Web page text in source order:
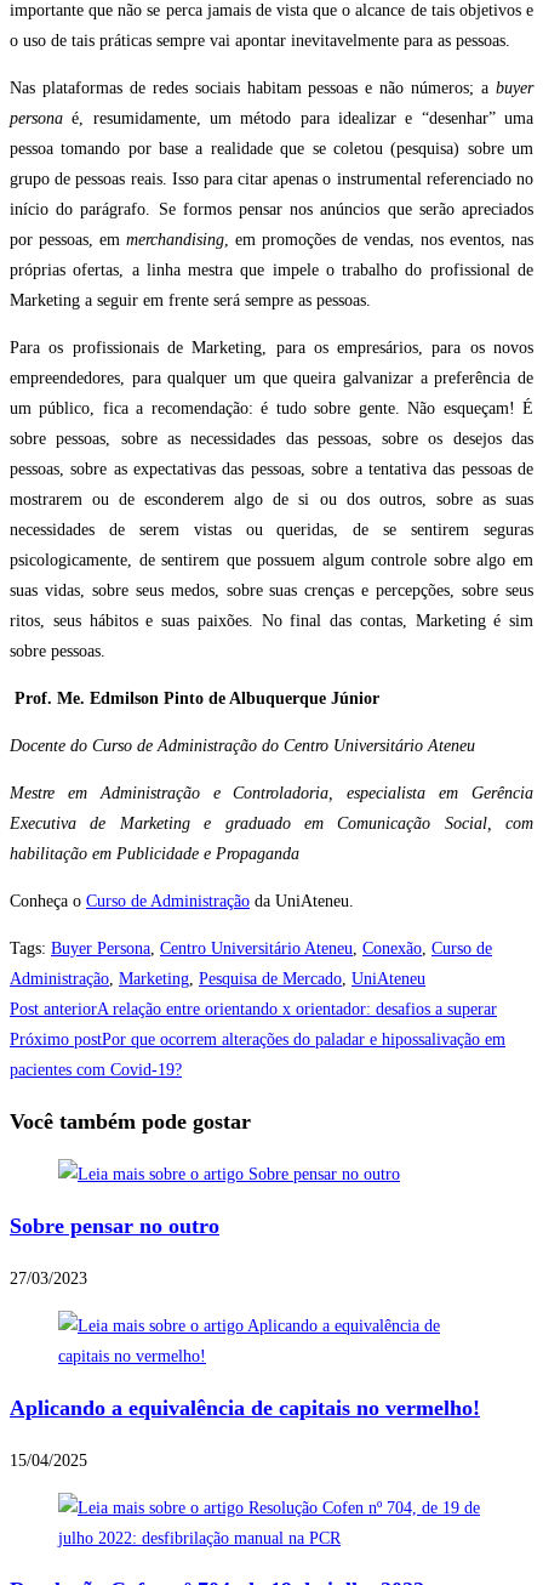
importante que não se perca jamais de vista que o alcance de tais objetivos e
o uso de tais práticas sempre vai apontar inevitavelmente para as pessoas.
Nas plataformas de redes sociais habitam pessoas e não números; a buyer
personaé, resumidamente, um método para idealizar e “desenhar” uma
pessoa tomando por base a realidade que se coletou (pesquisa) sobre um
grupo de pessoas reais. Isso para citar apenas o instrumental referenciado no
início do parágrafo. Se formos pensar nos anúncios que serão apreciados
por pessoas, em merchandising, em promoções de vendas, nos eventos, nas
próprias ofertas, a linha mestra que impele o trabalho do profissional de
Marketing a seguir em frente será sempre as pessoas.
Para os profissionais de Marketing, para os empresários, para os novos
empreendedores, para qualquer um que queira galvanizar a preferência de
um público, fica a recomendação: é tudo sobre gente. Não esqueçam! É
sobre pessoas, sobre as necessidades das pessoas, sobre os desejos das
pessoas, sobre as expectativas das pessoas, sobre a tentativa das pessoas de
mostrarem ou de esconderem algo de si ou dos outros, sobre as suas
necessidades de serem vistas ou queridas, de se sentirem seguras
psicologicamente, de sentirem que possuem algum controle sobre algo em
suas vidas, sobre seus medos, sobre suas crenças e percepções, sobre seus
ritos, seus hábitos e suas paixões. No final das contas, Marketing é sim
sobre pessoas.
Prof. Me. Edmilson Pinto de Albuquerque Júnior
Docente do Curso de Administração do Centro Universitário Ateneu
Mestre em Administração e Controladoria, especialista em Gerência
Executiva de Marketing e graduado em Comunicação Social, com
habilitação em Publicidade e Propaganda
Conheça o Curso de Administração da UniAteneu.
Tags: Buyer Persona, Centro Universitário Ateneu, Conexão, Curso de
Administração, Marketing, Pesquisa de Mercado, UniAteneu
Post anteriorA relação entre orientando x orientador: desafios a superar
Próximo postPor que ocorrem alterações do paladar e hipossalivação em
pacientes com Covid-19?
Você também pode gostar
Sobre pensar no outro
27/03/2023
Aplicando a equivalência de capitais no vermelho!
15/04/2025